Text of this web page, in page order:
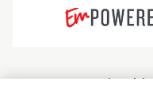
Jeanneau Wurzeln